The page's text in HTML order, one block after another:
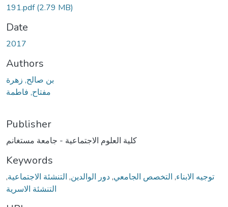
191.pdf(2.79 MB)
Date
2017
Authors
بن صالح, زهرة
مفتاح, فاطمة
Publisher
كلية العلوم الاجتماعية - جامعة مستغانم
Keywords
توجيه الابناء, التخصص الجامعي,دور الوالدين, التنشئة الاجتماعية,
التنشئة الاسرية